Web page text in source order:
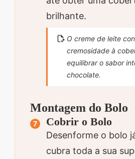
brilhante.
O creme de leite
cremosidade à
equilibrar o sabor
chocolate.
Montagem do Bolo
Cobrir o Bolo
Desenforme o bolo
cubra toda a sua